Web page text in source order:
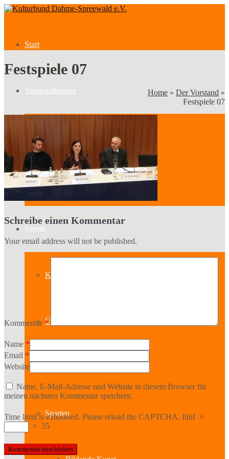
Start
Veranstaltungen
Kategorien
Verein
Kontakt
Über uns
Sparten
Festspiele 07
Home » Der Vorstand »
Festspiele 07
Schreibe einen Kommentar
Your email address will not be published.
Kommentar *
Name *
Email *
Website
Name, E-Mail-Adresse und Website in diesem Browser für
meinen nächsten Kommentar speichern.
Time limit is exhausted. Please reload the CAPTCHA. fünf ×
= 35